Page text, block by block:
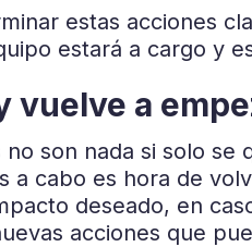
estas acciones
estará a cargo y
vuelve a
no son nada si solo se
a cabo es hora de
deseado, en
acciones que